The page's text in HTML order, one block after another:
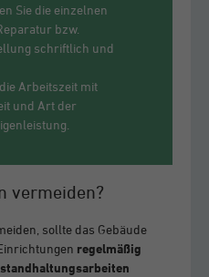
Sie die einzelnen
bzw.
schriftlich und
Arbeitszeit mit
und Art der
vermeiden?
sollte das Gebäude
regelmäßig